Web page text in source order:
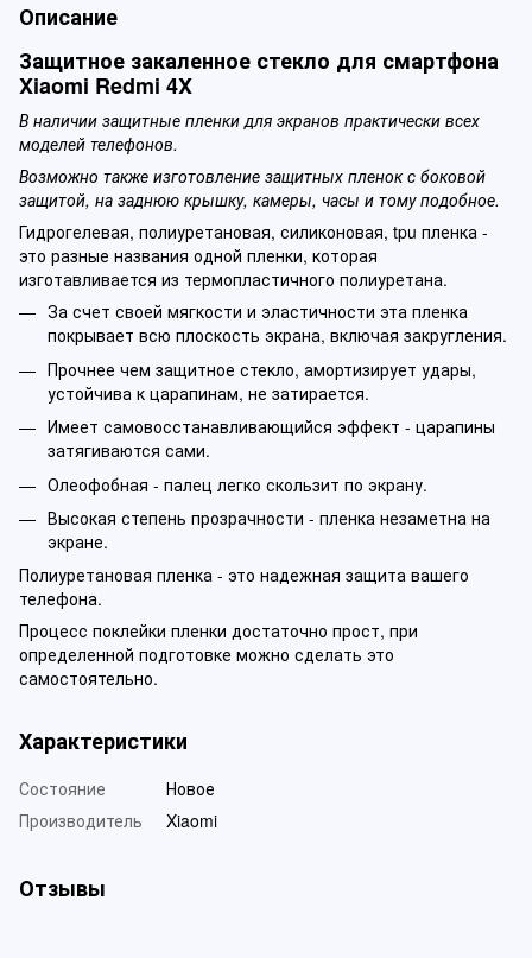
Описание
Защитное закаленное стекло для смартфона
Xiaomi Redmi 4X
В наличии защитные пленки для экранов практически всех
моделей телефонов.
Возможно также изготовление защитных пленок с боковой
защитой, на заднюю крышку, камеры, часы и тому подобное.
Гидрогелевая, полиуретановая, силиконовая, tpu пленка -
это разные названия одной пленки, которая
изготавливается из термопластичного полиуретана.
За счет своей мягкости и эластичности эта пленка
покрывает всю плоскость экрана, включая закругления.
Прочнее чем защитное стекло, амортизирует удары,
устойчива к царапинам, не затирается.
Имеет самовосстанавливающийся эффект - царапины
затягиваются сами.
Олеофобная - палец легко скользит по экрану.
Высокая степень прозрачности - пленка незаметна на
экране.
Полиуретановая пленка - это надежная защита вашего
телефона.
Процесс поклейки пленки достаточно прост, при
определенной подготовке можно сделать это
самостоятельно.
Характеристики
Состояние
Новое
Производитель
Xiaomi
Отзывы